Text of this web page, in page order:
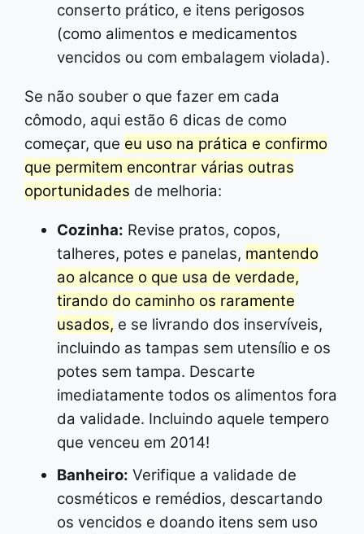
conserto prático, e itens perigosos
(como alimentos e medicamentos
vencidos ou com embalagem violada).
Se não souber o que fazer em cada
cômodo, aqui estão 6 dicas de como
começar, que eu uso na prática e confirmo
que permitem encontrar várias outras
oportunidades de melhoria:
Cozinha: Revise pratos, copos,
talheres, potes e panelas, mantendo
ao alcance o que usa de verdade,
tirando do caminho os raramente
usados, e se livrando dos inservíveis,
incluindo as tampas sem utensílio e os
potes sem tampa. Descarte
imediatamente todos os alimentos fora
da validade. Incluindo aquele tempero
que venceu em 2014!
Banheiro: Verifique a validade de
cosméticos e remédios, descartando
os vencidos e doando itens sem uso